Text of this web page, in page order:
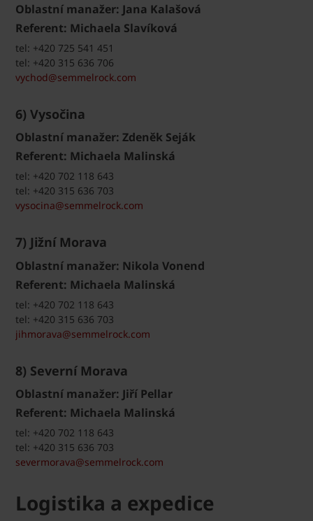
Oblastní manažer: Jana Kalašová
Referent: Michaela Slavíková
tel: +420 725 541 451
tel: +420 315 636 706
vychod@semmelrock.com
6) Vysočina
Oblastní manažer: Zdeněk Seják
Referent: Michaela Malinská
tel: +420 702 118 643
tel: +420 315 636 703
vysocina@semmelrock.com
7) Jižní Morava
Oblastní manažer: Nikola Vonend
Referent: Michaela Malinská
tel: +420 702 118 643
tel: +420 315 636 703
jihmorava@semmelrock.com
8) Severní Morava
Oblastní manažer: Jiří Pellar
Referent: Michaela Malinská
tel: +420 702 118 643
tel: +420 315 636 703
severmorava@semmelrock.com
Logistika a expedice